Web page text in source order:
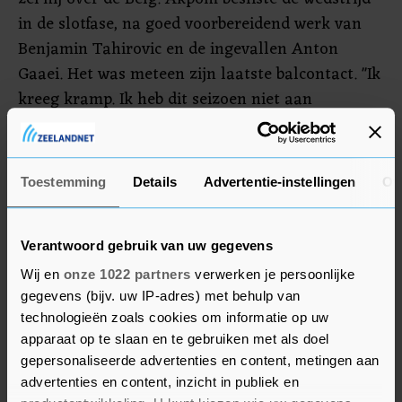
Toestemming Details Advertentie-instellingen
Verantwoord gebruik van uw gegevens
Wij en onze 1022 partners verwerken je persoonlijke
gegevens (bijv. uw IP-adres) met behulp van
technologieën zoals cookies om informatie op uw
apparaat op te slaan en te gebruiken met als doel
gepersonaliseerde advertenties en content, metingen aan
advertenties en content, inzicht in publiek en
in de slotfase, na goed voorbereidend werk van
Benjamin Tahirovic en de ingevallen Anton
Gaaei. Het was meteen zijn laatste balcontact. "Ik
kreeg kramp. Ik heb dit seizoen niet aan
wedstrijden van negentig minuten kunnen
wennen."
Negen treffers
Akpom speelde dit seizoen nog geen 700 minuten
in de Eredivisie en heeft toch al negen keer
gescoord. Gemiddeld treft hij dus binnen tachtig
minuten doel. Dat zijn geen slechte cijfers, voor
een spits die eigenlijk geen basisplaats heeft. In
de winterstop was er belangstelling voor de Brit,
maar uiteindelijk wilde Ajax niet meewerken aan